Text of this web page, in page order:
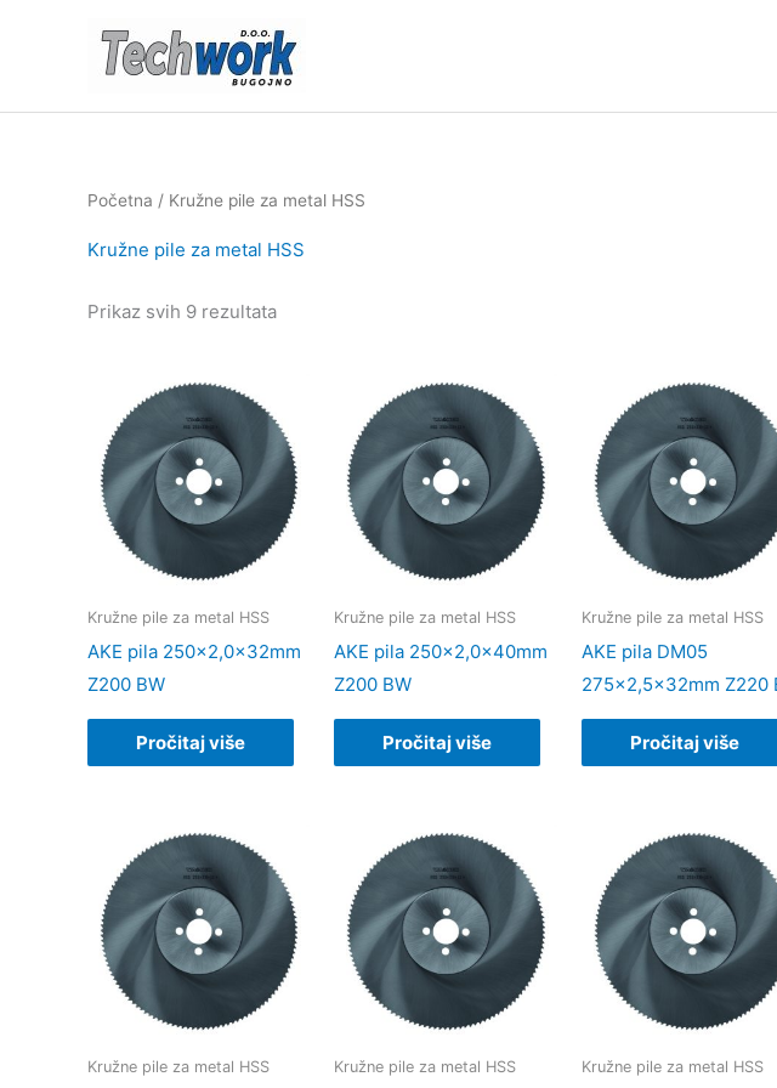
Početna / Kružne pile za metal HSS
Kružne pile za metal HSS
Prikaz svih 9 rezultataSorted
Kružne pile za metal HSS
AKE pila 250×2,0x32mm
Z200 BW
Pročitaj više
Kružne pile za metal HSS
AKE pila 250×2,0x40mm
Z200 BW
Pročitaj više
Kružne pile za metal HSS
AKE pila DM05
275×2,5x32mm Z220
Pročitaj više
Kružne pile za metal HSS Kružne pile za metal HSS Kružne pile za metal HSS